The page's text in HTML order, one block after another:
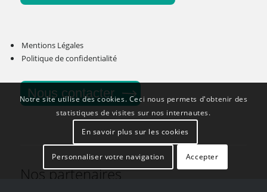
Mentions Légales
Politique de confidentialité
Nous contacter
Nos partenaires
Notre site utilise des cookies. Ceci nous permets d'obtenir des
statistiques de visites sur nos internautes.
En savoir plus sur les cookies
Personnaliser votre navigation Accepter